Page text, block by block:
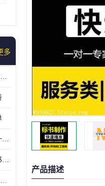
多
湖北靠谱的写投标书多少钱一份 写一份标书多少钱
阳江靠谱代写标书价格 写一份标书多少钱
揭阳靠谱标书制作公司 标书好写吗
肇庆靠谱代做投标书价格多少 写一份标书多少钱
产品描述